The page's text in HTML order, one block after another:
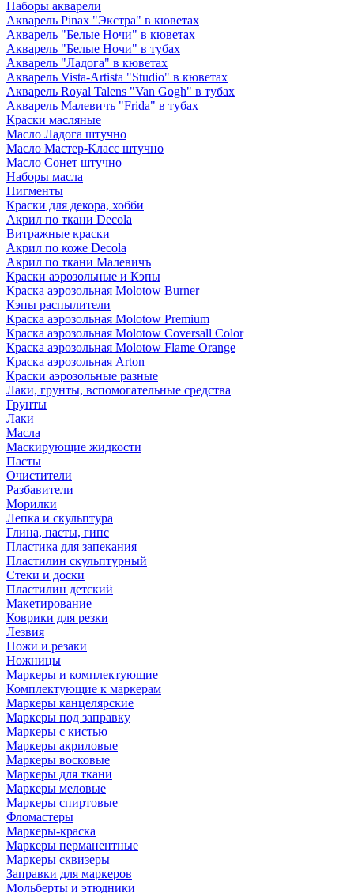
Наборы акварели
Акварель Pinax "Экстра" в кюветах
Акварель "Белые Ночи" в кюветах
Акварель "Белые Ночи" в тубах
Акварель "Ладога" в кюветах
Акварель Vista-Artista "Studio" в кюветах
Акварель Royal Talens "Van Gogh" в тубах
Акварель Малевичъ "Frida" в тубах
Краски масляные
Масло Ладога штучно
Масло Мастер-Класс штучно
Масло Сонет штучно
Наборы масла
Пигменты
Краски для декора, хобби
Акрил по ткани Decola
Витражные краски
Акрил по коже Decola
Акрил по ткани Малевичъ
Краски аэрозольные и Кэпы
Краска аэрозольная Molotow Burner
Кэпы распылители
Краска аэрозольная Molotow Premium
Краска аэрозольная Molotow Coversall Color
Краска аэрозольная Molotow Flame Orange
Краска аэрозольная Arton
Краски аэрозольные разные
Лаки, грунты, вспомогательные средства
Грунты
Лаки
Масла
Маскирующие жидкости
Пасты
Очистители
Разбавители
Морилки
Лепка и скульптура
Глина, пасты, гипс
Пластика для запекания
Пластилин скульптурный
Стеки и доски
Пластилин детский
Макетирование
Коврики для резки
Лезвия
Ножи и резаки
Ножницы
Маркеры и комплектующие
Комплектующие к маркерам
Маркеры канцелярские
Маркеры под заправку
Маркеры с кистью
Маркеры акриловые
Маркеры восковые
Маркеры для ткани
Маркеры меловые
Маркеры спиртовые
Фломастеры
Маркеры-краска
Маркеры перманентные
Маркеры сквизеры
Заправки для маркеров
Мольберты и этюдники